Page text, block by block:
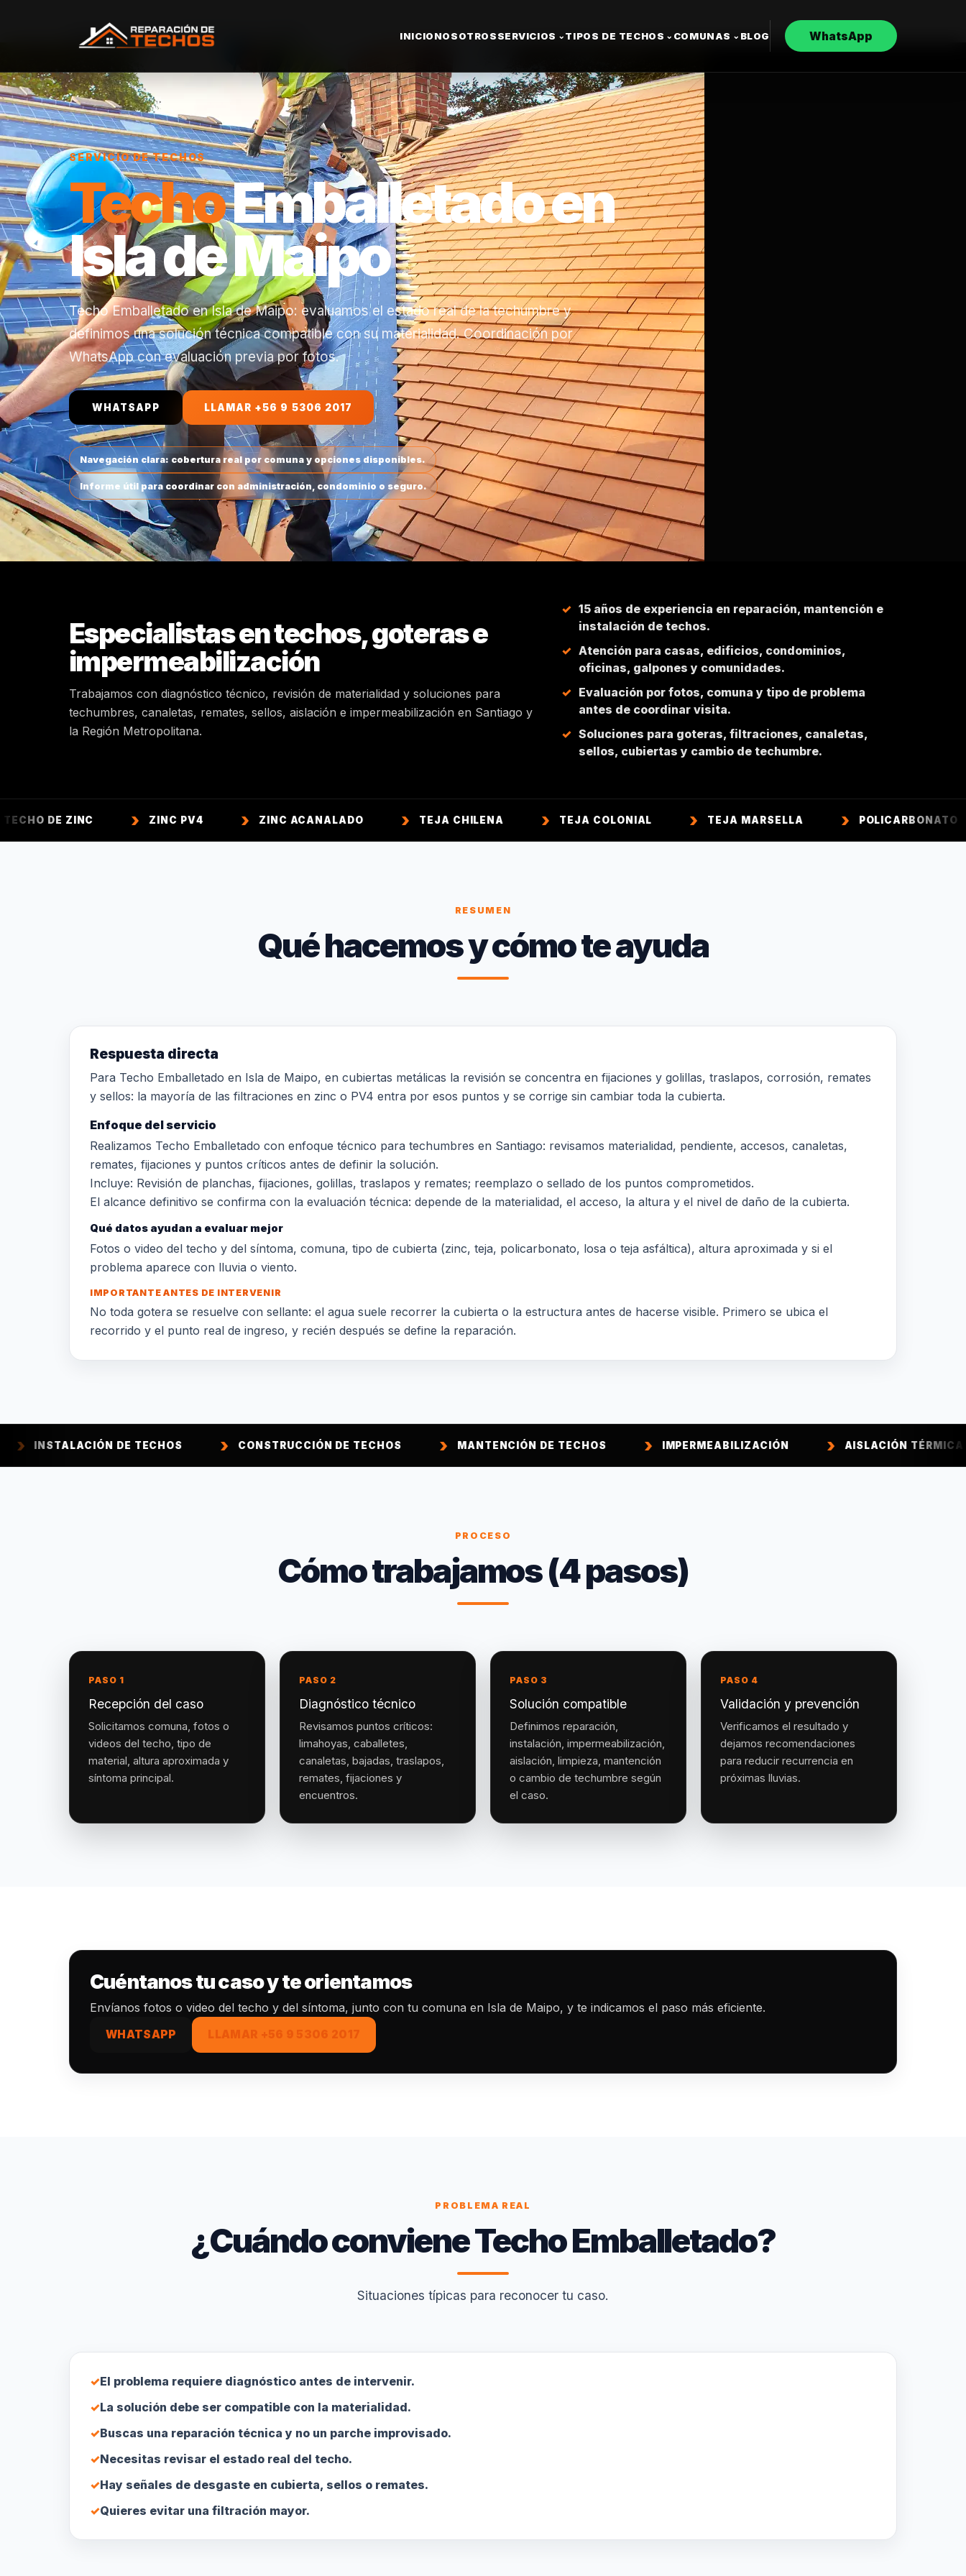
INICIONOSOTROSSERVICIOS ⌄ TIPOS DE TECHOS ⌄ COMUNAS ⌄ BLOG WhatsApp
Inicio/Servicios/Techo Emballetado
SERVICIO DE TECHOS
TechoEmballetado en
Isla de Maipo
Techo Emballetado en Isla de Maipo: evaluamos el estado real de la techumbre y
definimos una solución técnica compatible con su materialidad. Coordinación por
WhatsApp con evaluación previa por fotos.
WHATSAPP LLAMAR +56 9 5306 2017
Navegación clara: cobertura real por comuna y opciones disponibles.
Informe útil para coordinar con administración, condominio o seguro.
Especialistas en techos, goteras e
impermeabilización
Trabajamos con diagnóstico técnico, revisión de materialidad y soluciones para
techumbres, canaletas, remates, sellos, aislación e impermeabilización en Santiago y
la Región Metropolitana.
15 años de experiencia en reparación, mantención e
instalación de techos.
Atención para casas, edificios, condominios,
oficinas, galpones y comunidades.
Evaluación por fotos, comuna y tipo de problema
antes de coordinar visita.
Soluciones para goteras, filtraciones, canaletas,
sellos, cubiertas y cambio de techumbre.
ZINC ZINC PV4 ZINC ACANALADO TEJA CHILENA TEJA COLONIAL TEJA MARSELLA POLICARBONATO
RESUMEN
Qué hacemos y cómo te ayuda
Respuesta directa
Para Techo Emballetado en Isla de Maipo, en cubiertas metálicas la revisión se concentra en fijaciones y golillas, traslapos, corrosión, remates
y sellos: la mayoría de las filtraciones en zinc o PV4 entra por esos puntos y se corrige sin cambiar toda la cubierta.
Enfoque del servicio
Realizamos Techo Emballetado con enfoque técnico para techumbres en Santiago: revisamos materialidad, pendiente, accesos, canaletas,
remates, fijaciones y puntos críticos antes de definir la solución.
Incluye: Revisión de planchas, fijaciones, golillas, traslapos y remates; reemplazo o sellado de los puntos comprometidos.
El alcance definitivo se confirma con la evaluación técnica: depende de la materialidad, el acceso, la altura y el nivel de daño de la cubierta.
Qué datos ayudan a evaluar mejor
Fotos o video del techo y del síntoma, comuna, tipo de cubierta (zinc, teja, policarbonato, losa o teja asfáltica), altura aproximada y si el
problema aparece con lluvia o viento.
IMPORTANTE ANTES DE INTERVENIR
No toda gotera se resuelve con sellante: el agua suele recorrer la cubierta o la estructura antes de hacerse visible. Primero se ubica el
recorrido y el punto real de ingreso, y recién después se define la reparación.
DE TECHOS CONSTRUCCIÓN DE TECHOS MANTENCIÓN DE TECHOS IMPERMEABILIZACIÓN AISLACIÓN TÉRMICA
PROCESO
Cómo trabajamos (4 pasos)
PASO 1
Recepción del caso
Solicitamos comuna, fotos o
videos del techo, tipo de
material, altura aproximada y
síntoma principal.
PASO 2
Diagnóstico técnico
Revisamos puntos críticos:
limahoyas, caballetes,
canaletas, bajadas, traslapos,
remates, fijaciones y
encuentros.
PASO 3
Solución compatible
Definimos reparación,
instalación, impermeabilización,
aislación, limpieza, mantención
o cambio de techumbre según
el caso.
PASO 4
Validación y prevención
Verificamos el resultado y
dejamos recomendaciones
para reducir recurrencia en
próximas lluvias.
Cuéntanos tu caso y te orientamos
Envíanos fotos o video del techo y del síntoma, junto con tu comuna en Isla de Maipo, y te indicamos el paso más eficiente.
WHATSAPP LLAMAR +56 9 5306 2017
PROBLEMA REAL
¿Cuándo conviene Techo Emballetado?
Situaciones típicas para reconocer tu caso.
✓El problema requiere diagnóstico antes de intervenir.
✓La solución debe ser compatible con la materialidad.
✓Buscas una reparación técnica y no un parche improvisado.
✓Necesitas revisar el estado real del techo.
✓Hay señales de desgaste en cubierta, sellos o remates.
✓Quieres evitar una filtración mayor.